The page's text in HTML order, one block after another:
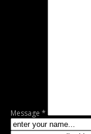
Message *